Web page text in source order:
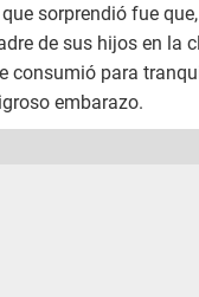
sorprendió fue
de sus hijos en la
consumió para
embarazo.